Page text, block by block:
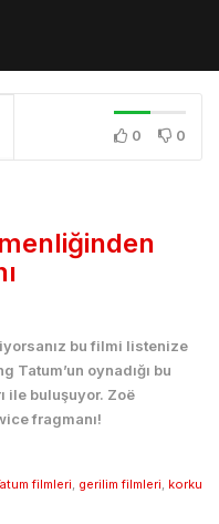
0 0
bu filmi listenize
oynadığı bu
ile buluşuyor. Zoë
fragmanı!
filmleri, gerilim filmleri, korku